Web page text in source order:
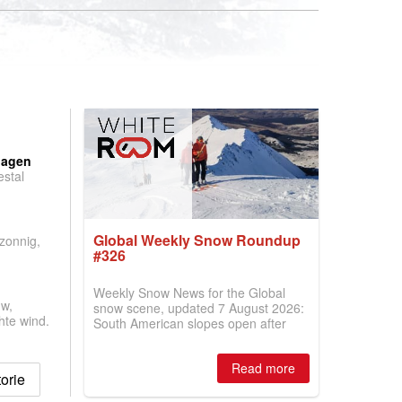
wind.
Global Weekly Snow Roundup
#326
Weekly Snow News for the Global
snow scene, updated 7 August 2026:
South American slopes open after
best conditions of season so far,
Australian areas open most terrain of
2026, northern hemisphere down to
Read more